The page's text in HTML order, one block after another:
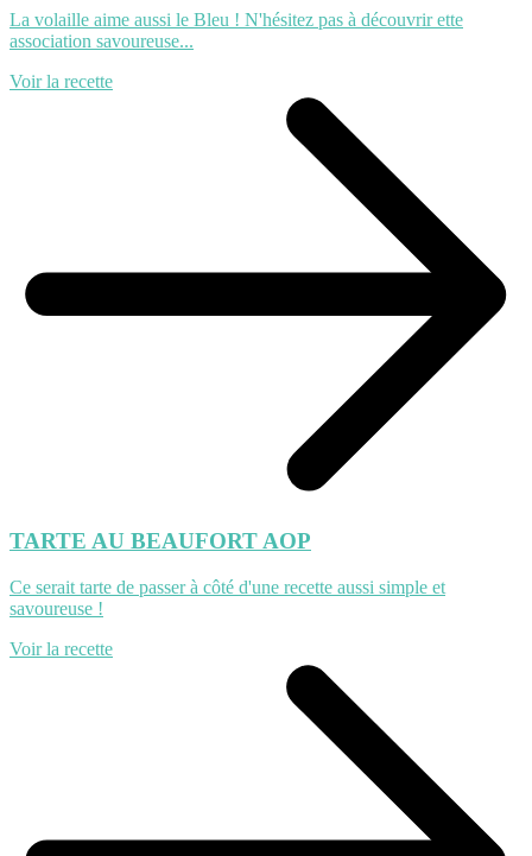
La volaille aime aussi le Bleu ! N'hésitez pas à découvrir ette
association savoureuse...
Voir la recette
TARTE AU BEAUFORT AOP
Ce serait tarte de passer à côté d'une recette aussi simple et
savoureuse !
Voir la recette